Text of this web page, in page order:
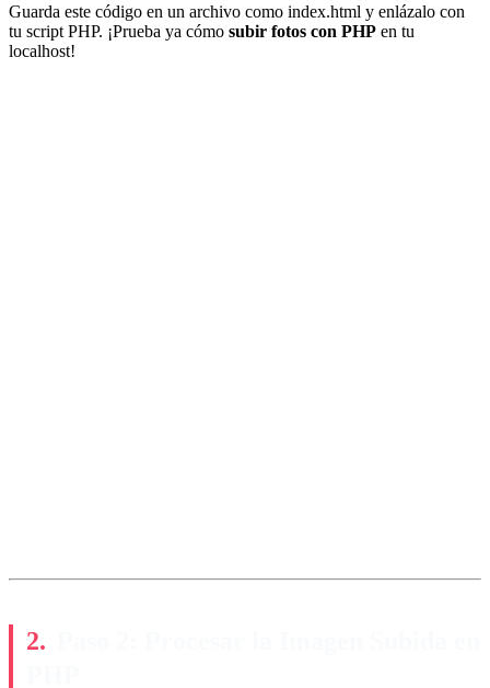
Guarda este código en un archivo como index.html y enlázalo con
tu script PHP. ¡Prueba ya cómo subir fotos con PHP en tu
localhost!